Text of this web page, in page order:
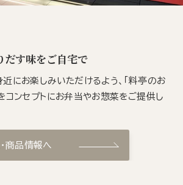
だす味をご自宅で
にお楽しみいただけるよう、「料亭のお
コンセプトにお弁当やお惣菜をご提供し
商品情報へ